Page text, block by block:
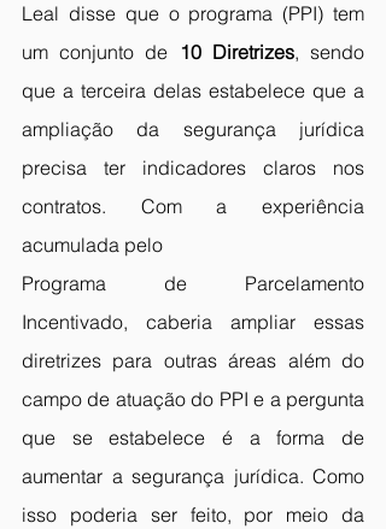
Leal disse que o programa (PPI) tem
um conjunto de 10 Diretrizes, sendo
que a terceira delas estabelece que a
ampliação da segurança jurídica
precisa ter indicadores claros nos
contratos. Com a experiência
acumulada pelo
Programa de Parcelamento
Incentivado, caberia ampliar essas
diretrizes para outras áreas além do
campo de atuação do PPI e a pergunta
que se estabelece é a forma de
aumentar a segurança jurídica. Como
isso poderia ser feito, por meio da